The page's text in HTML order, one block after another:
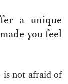
a unique
you feel
not afraid of